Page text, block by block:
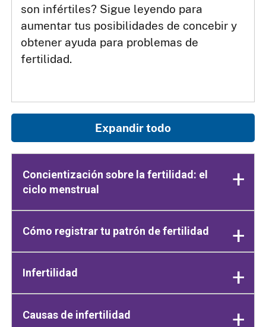
son infértiles? Sigue leyendo para
aumentar tus posibilidades de concebir y
obtener ayuda para problemas de
fertilidad.
Expandir todo
Concientización sobre la fertilidad: el
ciclo menstrual
Cómo registrar tu patrón de fertilidad
Infertilidad
Causas de infertilidad